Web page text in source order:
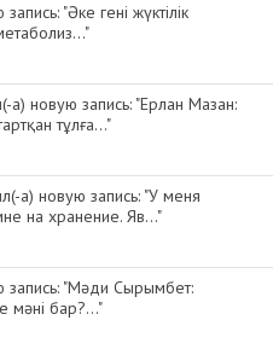
"Әке гені жүктілік
а) новую запись: "Ерлан Мазан:
тұлға..."
а) новую запись: "У меня
на хранение. Яв..."
запись: "Мәди Сырымбет:
мәні бар?..."